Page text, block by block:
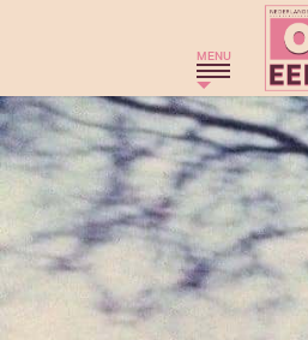
MENU
HOME
TRAJECT C